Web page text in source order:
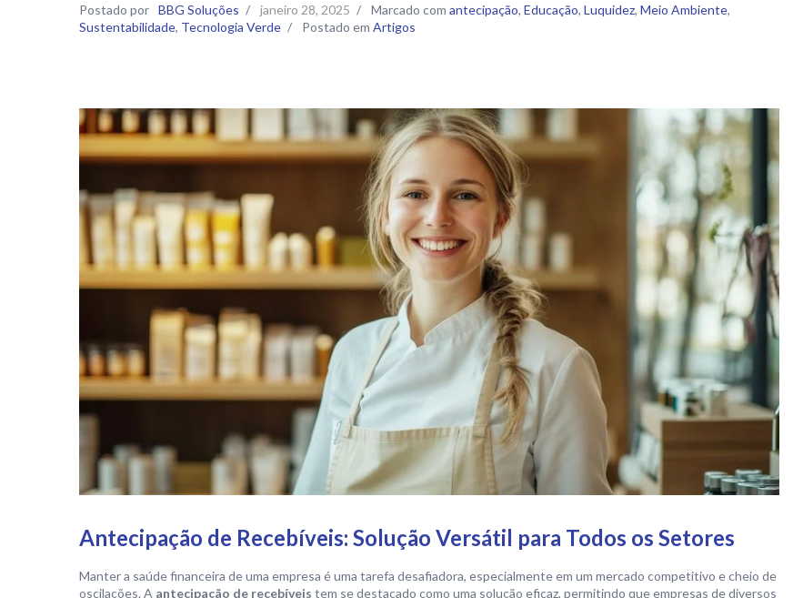
Postado por BBG Soluções / janeiro 28, 2025 / Marcado com antecipação, Educação, Luquidez, Meio Ambiente,
Sustentabilidade, Tecnologia Verde / Postado em Artigos
Antecipação de Recebíveis: Solução Versátil para Todos os Setores
Manter a saúde financeira de uma empresa é uma tarefa desafiadora, especialmente em um mercado competitivo e cheio de
oscilações. A antecipação de recebíveis tem se destacado como uma solução eficaz, permitindo que empresas de diversos